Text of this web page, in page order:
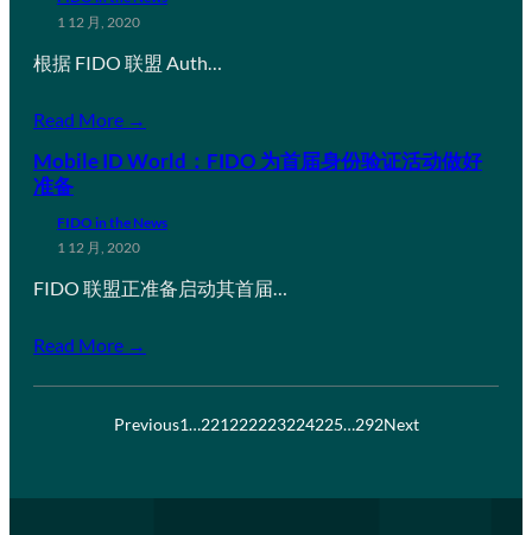
1 12 月, 2020
根据 FIDO 联盟 Auth…
Read More →
Mobile ID World：FIDO 为首届身份验证活动做好
准备
FIDO in the News
1 12 月, 2020
FIDO 联盟正准备启动其首届…
Read More →
Previous1…221222223224225…292Next